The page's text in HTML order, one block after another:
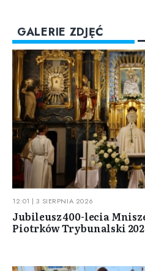
GALERIE ZDJĘĆ
12:01 | 3 SIERPNIA 2026
Jubileusz 400-lecia
Piotrków Trybunalski